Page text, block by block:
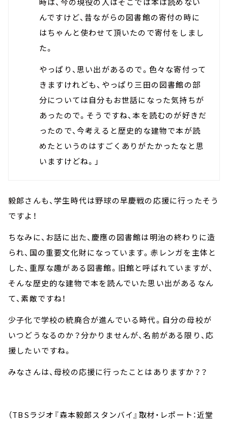
んですけど、昔ながらの図書館の寄付の時に
はちゃんと使わせて頂いたので寄付をしまし
た。
やっぱり、思い出があるので。色々な寄付って
きますけれども、やっぱり三田の図書館の部
分については自分もお世話になった気持ちが
あったので。そうですね、本を読むのが好きだ
ったので、今考えると歴史的な建物で本が読
めたというのはすごくありがたかったなと思
いますけどね。」
毅郎さんも、学生時代は野球の早慶戦の応援に行ったそう
ですよ！
ちなみに、お話に出た、慶應の図書館は明治の終わりに造
られ、国の重要文化財になっています。赤レンガを主体と
した、重厚な趣がある図書館。旧館と呼ばれていますが、
そんな歴史的な建物で本を読んでいた思い出があるなん
て、素敵ですね！
少子化で学校の統廃合が進んでいる時代。自分の母校が
いつどうなるのか？分かりませんが、名前がある限り、応
援したいですね。
みなさんは、母校の応援に行ったことはありますか？？
（TBSラジオ『森本毅郎スタンバイ』取材・レポート：近堂